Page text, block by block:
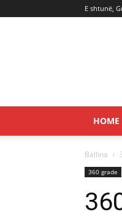
E shtunë,
HOME
Ballina
360 grade